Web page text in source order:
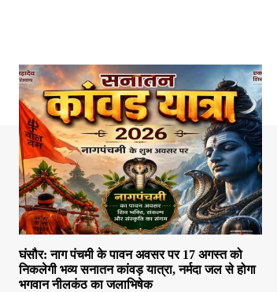
घंसौर: नाग पंचमी के पावन अवसर पर 17 अगस्त को
निकलेगी भव्य सनातन कांवड़ यात्रा, नर्मदा जल से होगा
भगवान नीलकंठ का जलाभिषेक